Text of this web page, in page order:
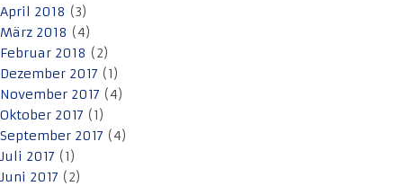
April 2018 (3)
März 2018 (4)
Februar 2018 (2)
Dezember 2017 (1)
November 2017 (4)
Oktober 2017 (1)
September 2017 (4)
Juli 2017 (1)
Juni 2017 (2)